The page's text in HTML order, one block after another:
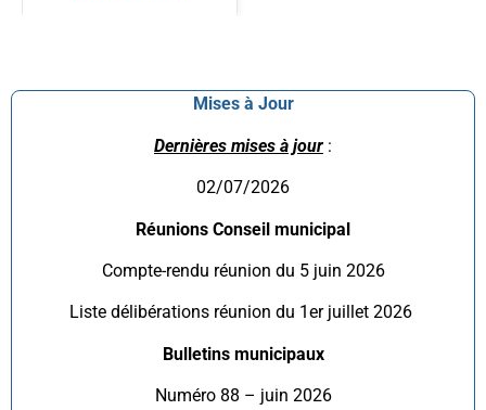
Mises à Jour
Dernières mises à jour :
02/07/2026
Réunions Conseil municipal
Compte-rendu réunion du 5 juin 2026
Liste délibérations réunion du 1er juillet 2026
Bulletins municipaux
Numéro 88 – juin 2026